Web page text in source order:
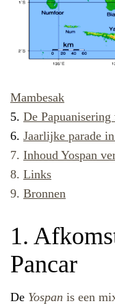
Mambesak
5. De
6. Jaarlijke parade
7. Inhoud Yospan
8. Links
9. Bronnen
1.
Pancar
De Yospan is een